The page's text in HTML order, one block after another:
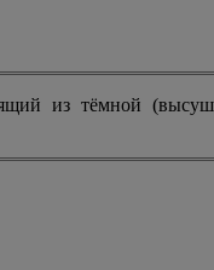
из тёмной